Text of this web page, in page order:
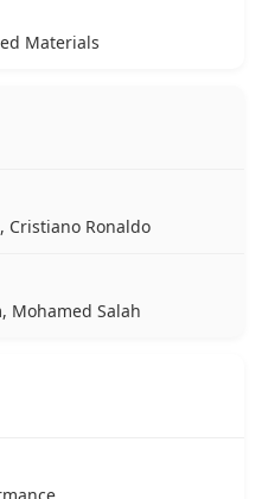
Materials
Cristiano Ronaldo
Mohamed Salah